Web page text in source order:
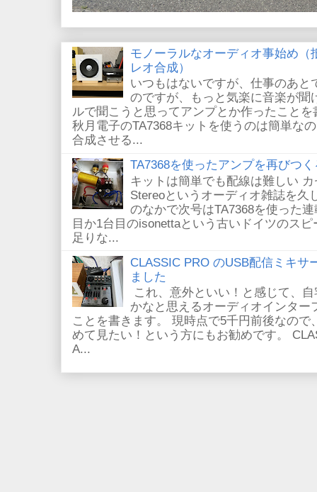
モノーラルなオーディオ事始め
レオ合成）
いつもはないですが、仕事のあ
のですが、もっと気楽に音楽が聞
ルで聞こうと思ってアンプとか作ったこと
秋月電子のTA7368キットを使うのは簡単な
合成させる...
TA7368を使ったアンプを再びつく
キットは簡単でも配線は難しい
Stereoというオーディオ雑誌を久
のなかで次号はTA7368を使った
目か1台目のisonettaという古いドイツのス
足りな...
CLASSIC PRO のUSB配信ミキサ
ました
これ、意外といい！と感じて、
かなと思えるオーディオインタ
ことを書きます。 現時点で5千円前後なの
めて見たい！という方にもお勧めです。
A...